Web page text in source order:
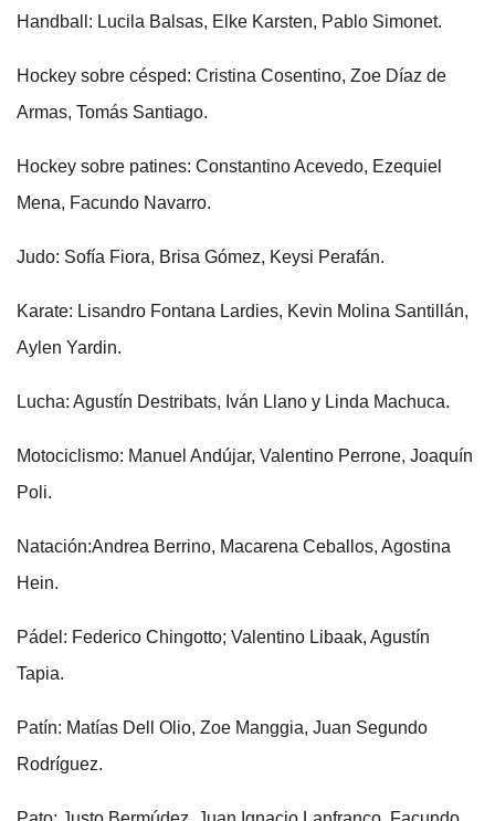
Handball: Lucila Balsas, Elke Karsten, Pablo Simonet.
Hockey sobre césped: Cristina Cosentino, Zoe Díaz de
Armas, Tomás Santiago.
Hockey sobre patines: Constantino Acevedo, Ezequiel
Mena, Facundo Navarro.
Judo: Sofía Fiora, Brisa Gómez, Keysi Perafán.
Karate: Lisandro Fontana Lardies, Kevin Molina Santillán,
Aylen Yardin.
Lucha: Agustín Destribats, Iván Llano y Linda Machuca.
Motociclismo: Manuel Andújar, Valentino Perrone, Joaquín
Poli.
Natación:Andrea Berrino, Macarena Ceballos, Agostina
Hein.
Pádel: Federico Chingotto; Valentino Libaak, Agustín
Tapia.
Patín: Matías Dell Olio, Zoe Manggia, Juan Segundo
Rodríguez.